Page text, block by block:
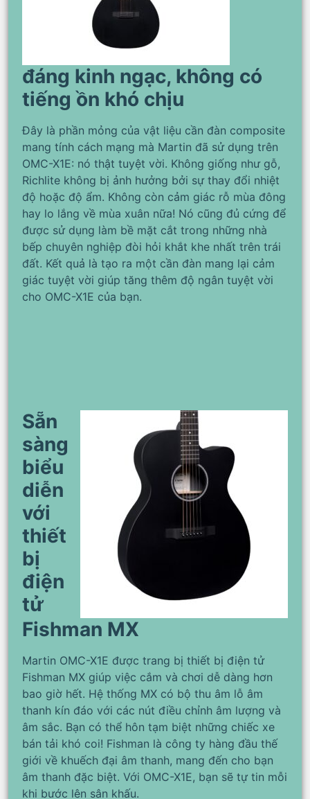
đáng kinh ngạc, không có
tiếng ồn khó chịu
Đây là phần mỏng của vật liệu cần đàn composite
mang tính cách mạng mà Martin đã sử dụng trên
OMC-X1E: nó thật tuyệt vời. Không giống như gỗ,
Richlite không bị ảnh hưởng bởi sự thay đổi nhiệt
độ hoặc độ ẩm. Không còn cảm giác rỗ mùa đông
hay lo lắng về mùa xuân nữa! Nó cũng đủ cứng để
được sử dụng làm bề mặt cắt trong những nhà
bếp chuyên nghiệp đòi hỏi khắt khe nhất trên trái
đất. Kết quả là tạo ra một cần đàn mang lại cảm
giác tuyệt vời giúp tăng thêm độ ngân tuyệt vời
cho OMC-X1E của bạn.
Sẵn
sàng
biểu
diễn
với
thiết
bị
điện
tử
Fishman MX
Martin OMC-X1E được trang bị thiết bị điện tử
Fishman MX giúp việc cắm và chơi dễ dàng hơn
bao giờ hết. Hệ thống MX có bộ thu âm lỗ âm
thanh kín đáo với các nút điều chỉnh âm lượng và
âm sắc. Bạn có thể hôn tạm biệt những chiếc xe
bán tải khó coi! Fishman là công ty hàng đầu thế
giới về khuếch đại âm thanh, mang đến cho bạn
âm thanh đặc biệt. Với OMC-X1E, bạn sẽ tự tin mỗi
khi bước lên sân khấu.